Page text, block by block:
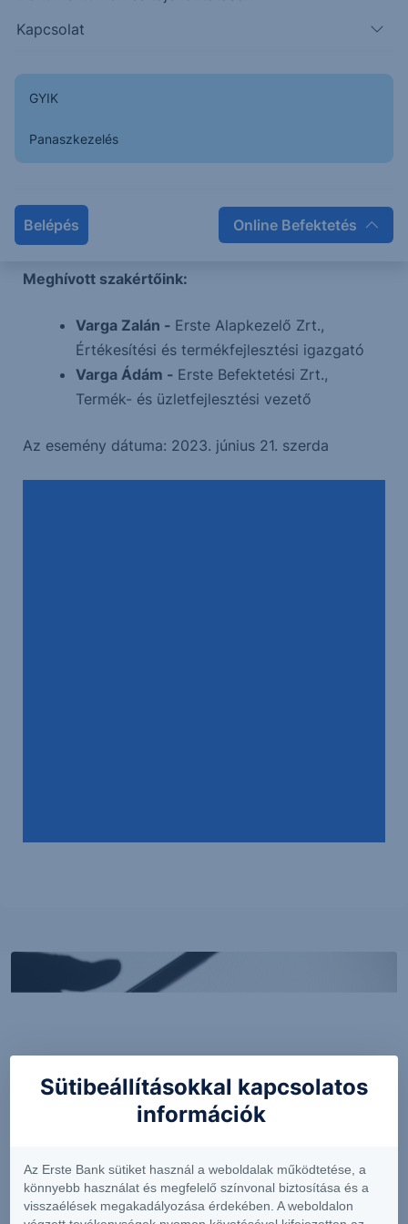
Kapcsolat
GYIK
Panaszkezelés
Belépés Online Befektetés
befektetésről döntesz?
Rövid-, közép-, hosszú távú befektetések
Értékmegőrző megtakarítások a jelen piaci
helyzetben.
Meghívott szakértőink:
Varga Zalán - Erste Alapkezelő Zrt.,
Értékesítési és termékfejlesztési igazgató
Varga Ádám - Erste Befektetési Zrt.,
Termék- és üzletfejlesztési vezető
Az esemény dátuma: 2023. június 21. szerda
MTel: Változatlan második negyedéves
Sütibeállításokkal kapcsolatos
információk
Az Erste Bank sütiket használ a weboldalak működtetése, a
könnyebb használat és megfelelő színvonal biztosítása és a
visszaélések megakadályozása érdekében. A weboldalon